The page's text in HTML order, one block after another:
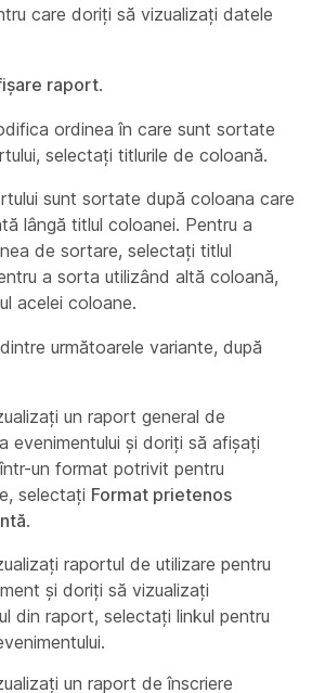
care doriți să vizualizați datele
raport.
ordinea în care sunt sortate
selectați titlurile de coloană.
sunt sortate după coloana care
lângă titlul coloanei. Pentru a
de sortare, selectați titlul
a sorta utilizând altă coloană,
acelei coloane.
următoarele variante, după
un raport general de
evenimentului și doriți să afișați
un format potrivit pentru
selectați Format prietenos
.
raportul de utilizare pentru
și doriți să vizualizați
din raport, selectați linkul pentru
un raport de înscriere